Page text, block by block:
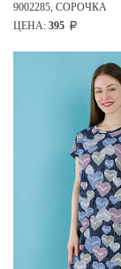
9002285, СОРОЧКА
ЦЕНА: 395